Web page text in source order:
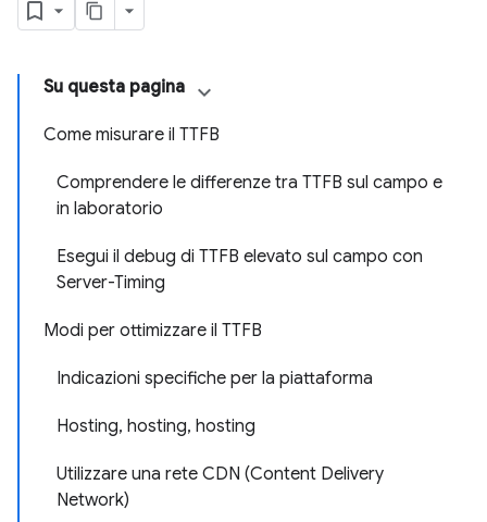
Su questa pagina
Come misurare il TTFB
Comprendere le differenze tra TTFB sul campo e
in laboratorio
Esegui il debug di TTFB elevato sul campo con
Server-Timing
Modi per ottimizzare il TTFB
Indicazioni specifiche per la piattaforma
Hosting, hosting, hosting
Utilizzare una rete CDN (Content Delivery
Network)